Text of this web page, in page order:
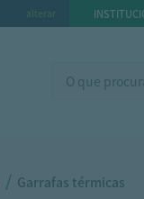
alterar
/ Garrafas térmicas